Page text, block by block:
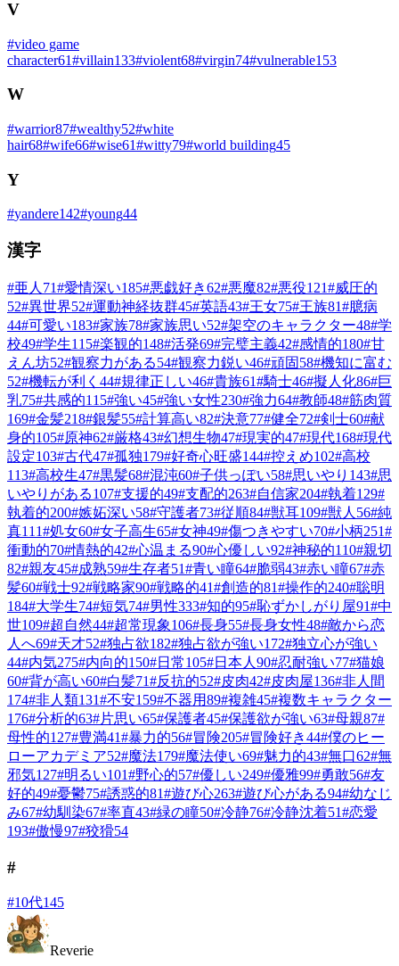
V
#video game
character61#villain133#violent68#virgin74#vulnerable153
W
#warrior87#wealthy52#white
hair68#wife66#wise61#witty79#world building45
Y
#yandere142#young44
漢字
#亜人 71#愛情深い185#悪戯好き62#悪魔82#悪役121#威圧的
52#異世界52#運動神経抜群45#英語43#王女75#王族81#臆病
44#可愛い183#家族78#家族思い52#架空のキャラクター48#学
校49#学生115#楽観的148#活発69#完璧主義42#感情的180#甘
えん坊52#観察力がある54#観察力鋭い46#頑固 58#機知に富む
52#機転が利く 44#規律正しい46#貴族61#騎士46#擬人化86#巨
乳75#共感的115#強い45#強い女性230#強力64#教師48#筋肉質
169#金髪218#銀髪55#計算高い82#決意77#健全72#剣士60#献
身的105#原神62#厳格43#幻想生物47#現実的47#現代168#現代
設定103#古代47#孤独179#好奇心旺盛144#控えめ102#高校
113#高校生47#黒髪68#混沌60#子供っぽい58#思いやり 143#思
いやりがある107#支援的49#支配的263#自信家204#執着129#
執着的200#嫉妬深い58#守護者73#従順84#獣耳109#獣人 56#純
真111#処女60#女子高生65#女神49#傷つきやすい70#小柄251#
衝動的70#情熱的42#心温まる90#心優しい92#神秘的110#親切
82#親友45#成熟59#生存者51#青い瞳64#脆弱43#赤い瞳67#赤
髪60#戦士92#戦略家90#戦略的41#創造的81#操作的240#聡明
184#大学生74#短気74#男性333#知的95#恥ずかしがり屋91#中
世109#超自然44#超常現象106#長身55#長身女性48#敵から恋
人へ69#天才52#独占欲182#独占欲が強い172#独立心が強い
44#内気275#内向的150#日常105#日本人 90#忍耐強い77#猫娘
60#背が高い60#白髪71#反抗的52#皮肉42#皮肉屋136#非人間
174#非人類131#不安159#不器用89#複雑45#複数キャラクター
176#分析的63#片思い65#保護者45#保護欲が強い63#母親87#
母性的127#豊満41#暴力的56#冒険205#冒険好き44#僕のヒー
ローアカデミア52#魔法179#魔法使い69#魅力的43#無口62#無
邪気127#明るい101#野心的57#優しい249#優雅99#勇敢56#友
好的49#憂鬱75#誘惑的81#遊び心263#遊び心がある94#幼なじ
み67#幼馴染67#率直43#緑の瞳50#冷静76#冷静沈着51#恋愛
193#傲慢97#狡猾54
#
#10代145
Reverie